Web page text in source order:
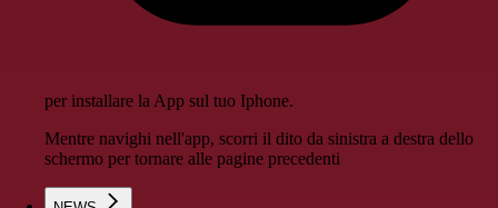
per installare la App sul tuo Iphone.
Mentre navighi nell'app, scorri il dito da sinistra a destra dello
schermo per tornare alle pagine precedenti